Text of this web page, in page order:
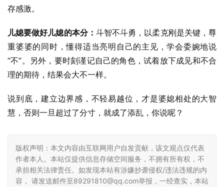
存感激。
儿媳要做好儿媳的本分： 斗智不斗勇，以柔克刚是关键，尊
重婆婆的同时，懂得适当亮明自己的主见，学会委婉地说
“不”。另外，要时刻谨记自己的角色，试着放下成见和不合
理的期待，结果会大不一样。
说到底，建立边界感，不轻易越位，才是婆媳相处的大智
慧，否则一旦超过了分寸，就成了添乱，你说呢？
版权声明：本文内容由互联网用户自发贡献，该文观点仅代表
作者本人。本站仅提供信息存储空间服务，不拥有所有权，不
承担相关法律责任。如发现本站有涉嫌抄袭侵权/违法违规的内
容， 请发送邮件至89291810@qq.com举报，一经查实，本站